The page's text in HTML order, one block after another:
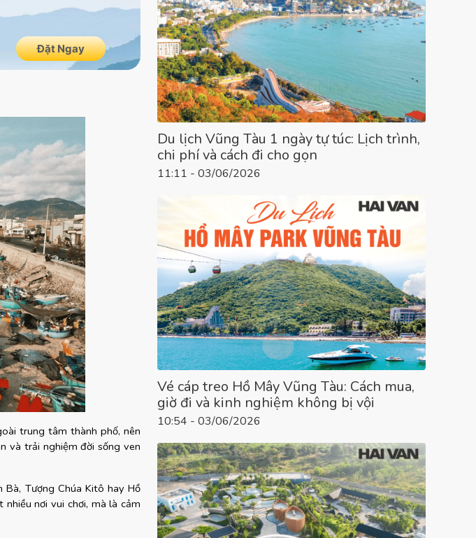
trung tâm thành phố, nên
và trải nghiệm đời sống ven
Tượng Chúa Kitô hay Hồ
nơi vui chơi, mà là cảm
Du lịch Vũng Tàu 1 ngày tự túc: Lịch trình,
chi phí và cách đi cho gọn
11:11 - 03/06/2026
Vé cáp treo Hồ Mây Vũng Tàu: Cách mua,
giờ đi và kinh nghiệm không bị vội
10:54 - 03/06/2026